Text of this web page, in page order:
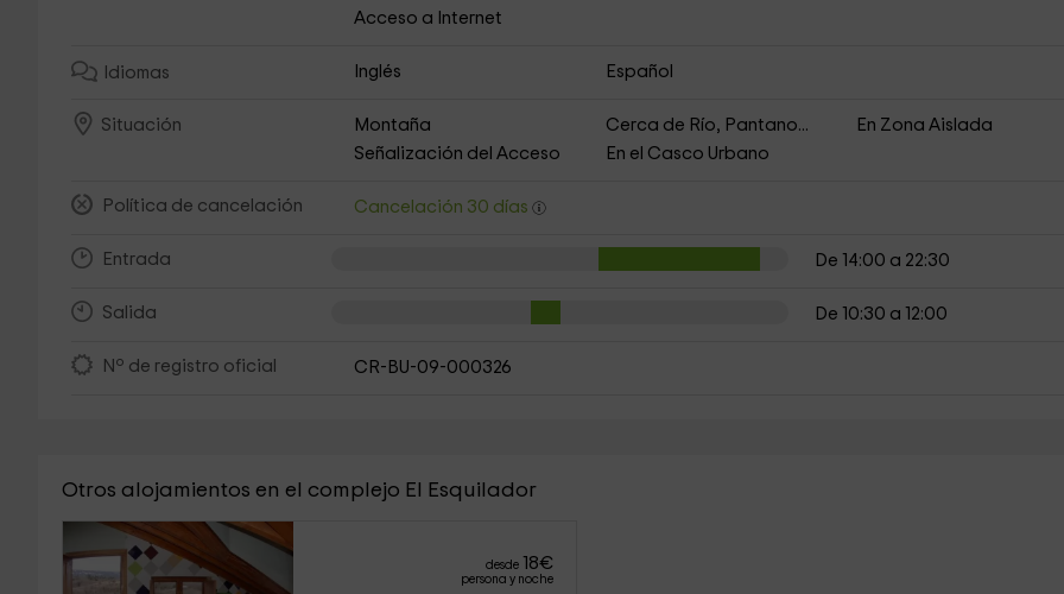
Acceso a Internet
Idiomas Inglés Español
Situación Montaña Cerca de Río, Pantano...
En Zona Aislada
Señalización del Acceso
En el Casco Urbano
Política de cancelación Cancelación 30 días
Entrada De 14:00 a 22:30
Salida De 10:30 a 12:00
Nº de registro oficial CR-BU-09-000326
Otros alojamientos en el complejo El Esquilador
desde 18€
persona y noche